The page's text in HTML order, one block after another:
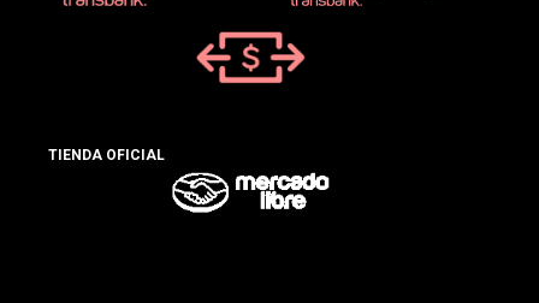
TIENDA OFICIAL